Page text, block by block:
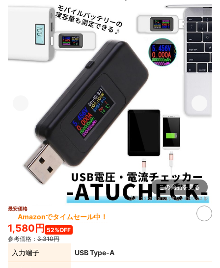
この商品を見る
出典：store.shopping.yahoo.co.jp
最安価格
Amazonでタイムセール中！
1,580円 52%OFF
参考価格： 3,310円
入力端子 USB Type-A